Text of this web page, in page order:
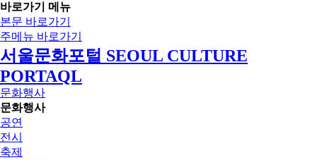
바로가기 메뉴
본문 바로가기
주메뉴 바로가기
서울문화포털 SEOUL CULTURE
PORTAQL
문화행사
문화행사
공연
전시
축제